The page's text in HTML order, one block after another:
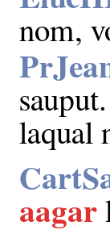
nom,
laqual
aagar